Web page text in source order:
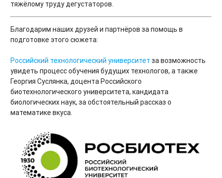
тяжёлому труду дегустаторов.
Благодарим наших друзей и партнёров за помощь в
подготовке этого сюжета:
Российский технологический университет за возможность
увидеть процесс обучения будущих технологов, а также
Георгия Суслянка, доцента Российского
биотехнологического университета, кандидата
биологических наук, за обстоятельный рассказ о
математике вкуса.